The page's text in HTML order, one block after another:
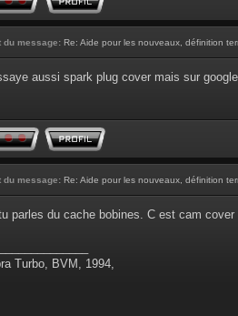
du message: Re: Aide pour les nouveaux, définition
aussi spark plug cover mais sur
du message: Re: Aide pour les nouveaux, définition
parles du cache bobines. C est cam
Turbo, BVM, 1994,